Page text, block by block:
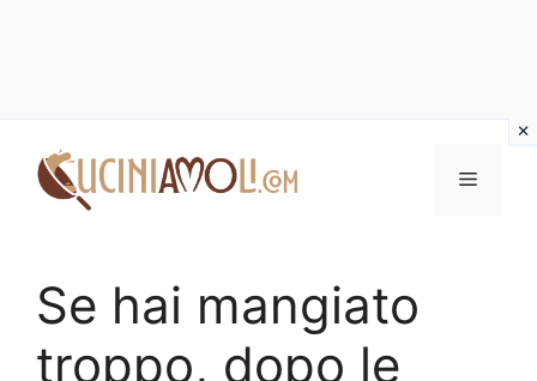
contenuto
Menu
Se hai mangiato
troppo, dopo le